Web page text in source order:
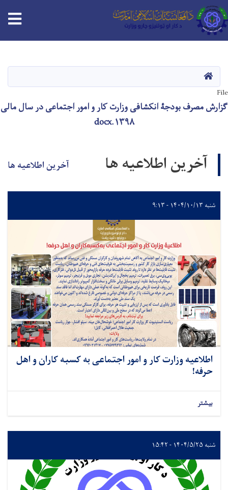
content
HOME
File
گزارش مصرف بودجۀ انکشافی وزارت کار و امور اجتماعی در سال مالی
۱۳۹۸.docx
آخرین اطلاعیه ها آخرین اطلاعیه ها
شنبه ۱۴۰۴/۱۰/۱۳ - ۹:۱۳
اطلاعیه وزارت کار و امور اجتماعی به کسبه کاران و اهل
حرفه!
بیشتر
شنبه ۱۴۰۴/۵/۲۵ - ۱۵:۴۲